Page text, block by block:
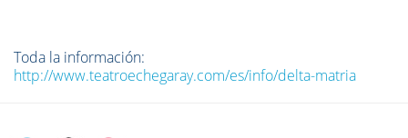
Toda la información:
http://www.teatroechegaray.com/es/info/delta-matria